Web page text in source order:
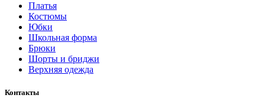
Платья
Костюмы
Юбки
Школьная форма
Брюки
Шорты и бриджи
Верхняя одежда
Контакты